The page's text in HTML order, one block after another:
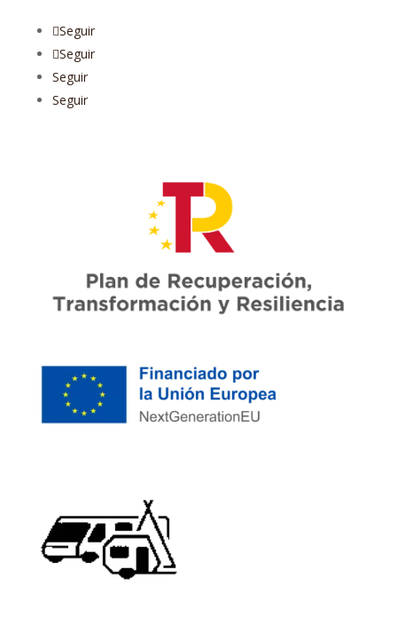
Seguir
Seguir
Seguir
Seguir